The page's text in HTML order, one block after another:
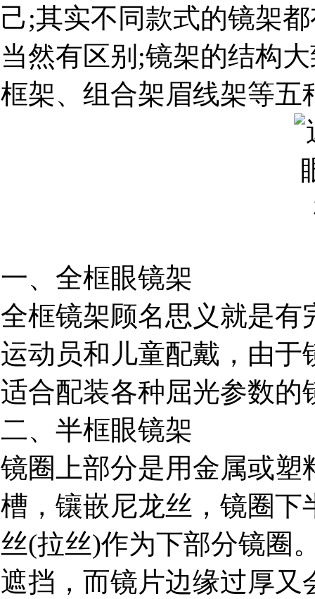
己;其实不同款式的镜架
当然有区别;镜架的结构
框架、组合架眉线架等五
一、全框眼镜架
全框镜架顾名思义就是
运动员和儿童配戴，由
适合配装各种屈光参数的
二、半框眼镜架
镜圈上部分是用金属或
槽，镶嵌尼龙丝，镜圈
丝(拉丝)作为下部分镜圈
遮挡，而镜片边缘过厚